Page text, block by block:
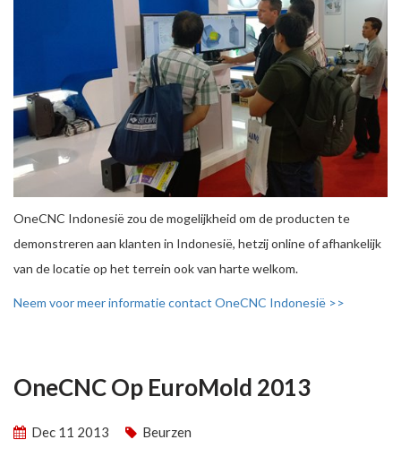
OneCNC Indonesië zou de mogelijkheid om de producten te
demonstreren aan klanten in Indonesië, hetzij online of afhankelijk
van de locatie op het terrein ook van harte welkom.
Neem voor meer informatie contact OneCNC Indonesië >>
OneCNC Op EuroMold 2013
Dec 11 2013 Beurzen